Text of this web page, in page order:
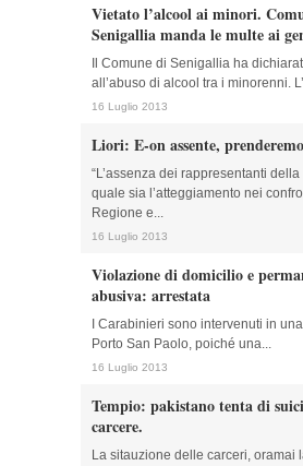
Vietato l’alcool ai minori.
Senigallia manda le multe ai
Il Comune di Senigallia ha
all’abuso di alcool tra i minorenni.
16 Luglio 2013
Liori: E-on assente,
“L’assenza dei rappresentanti
quale sia l’atteggiamento nei
Regione e...
16 Luglio 2013
Violazione di domicilio e
abusiva: arrestata
I Carabinieri sono intervenuti in
Porto San Paolo, poiché una...
16 Luglio 2013
Tempio: pakistano tenta di
carcere.
La sitauzione delle carceri, oramai